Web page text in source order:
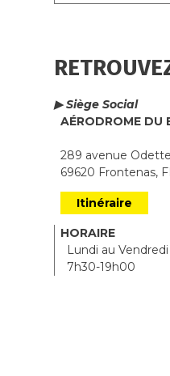
▶ Siège Social
AÉRODROME DU
289 avenue
69620 Frontenas,
Itinéraire
HORAIRE
Lundi au Vendredi
7h30-19h00